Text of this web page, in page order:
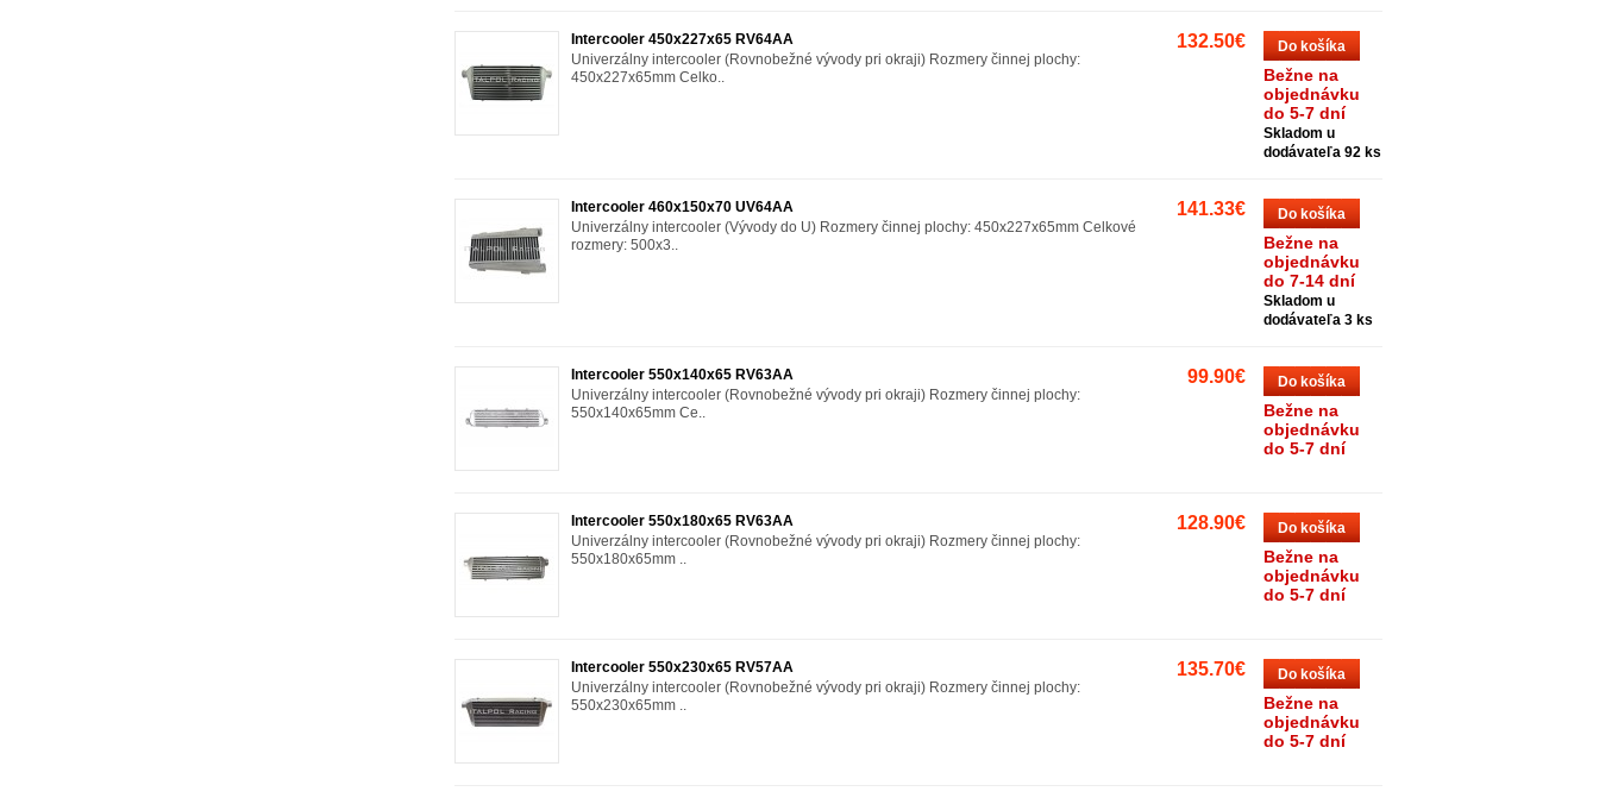
Do košíka
Bežne na
objednávku
do 5-7 dní
Skladom u
dodávateľa 92 ks
132.50€
Intercooler 450x227x65 RV64AA
Univerzálny intercooler (Rovnobežné vývody pri okraji) Rozmery činnej plochy:
450x227x65mm Celko..
Do košíka
Bežne na
objednávku
do 7-14 dní
Skladom u
dodávateľa 3 ks
141.33€
Intercooler 460x150x70 UV64AA
Univerzálny intercooler (Vývody do U) Rozmery činnej plochy: 450x227x65mm Celkové
rozmery: 500x3..
Do košíka
Bežne na
objednávku
do 5-7 dní
99.90€
Intercooler 550x140x65 RV63AA
Univerzálny intercooler (Rovnobežné vývody pri okraji) Rozmery činnej plochy:
550x140x65mm Ce..
Do košíka
Bežne na
objednávku
do 5-7 dní
128.90€
Intercooler 550x180x65 RV63AA
Univerzálny intercooler (Rovnobežné vývody pri okraji) Rozmery činnej plochy:
550x180x65mm ..
Do košíka
Bežne na
objednávku
do 5-7 dní
135.70€
Intercooler 550x230x65 RV57AA
Univerzálny intercooler (Rovnobežné vývody pri okraji) Rozmery činnej plochy:
550x230x65mm ..